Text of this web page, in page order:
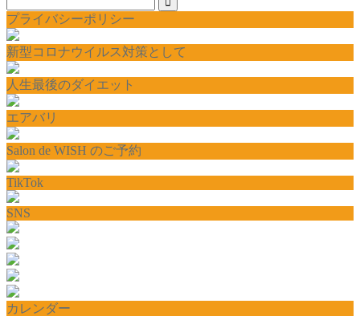
プライバシーポリシー
新型コロナウイルス対策として
人生最後のダイエット
エアバリ
Salon de WISH のご予約
TikTok
SNS
カレンダー